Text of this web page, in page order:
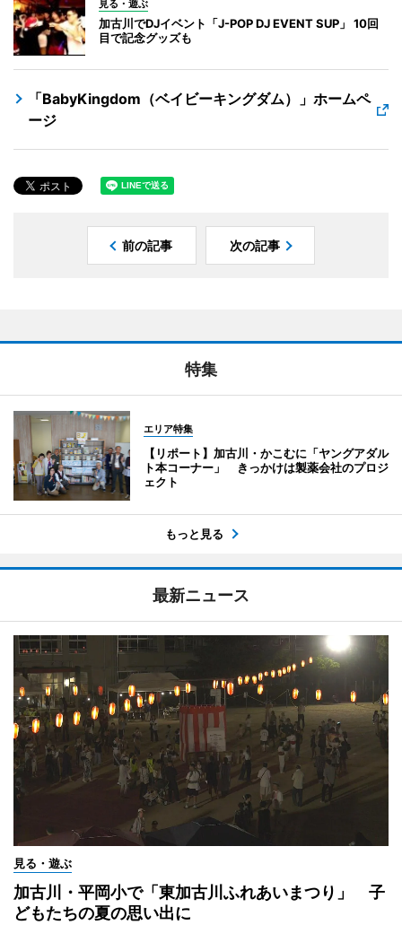
見る・遊ぶ
加古川でDJイベント「J-POP DJ EVENT SUP」 10回
目で記念グッズも
「BabyKingdom（ベイビーキングダム）」ホームペ
ージ
前の記事 次の記事
特集
エリア特集
【リポート】加古川・かこむに「ヤングアダル
ト本コーナー」 きっかけは製薬会社のプロジ
ェクト
もっと見る
最新ニュース
見る・遊ぶ
加古川・平岡小で「東加古川ふれあいまつり」 子
どもたちの夏の思い出に